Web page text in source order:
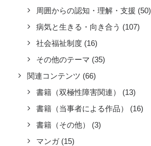
周囲からの認知・理解・支援 (50)
病気と生きる・向き合う (107)
社会福祉制度 (16)
その他のテーマ (35)
関連コンテンツ (66)
書籍（双極性障害関連）
(13)
書籍（当事者による作品）
(16)
書籍（その他）
(3)
マンガ (15)